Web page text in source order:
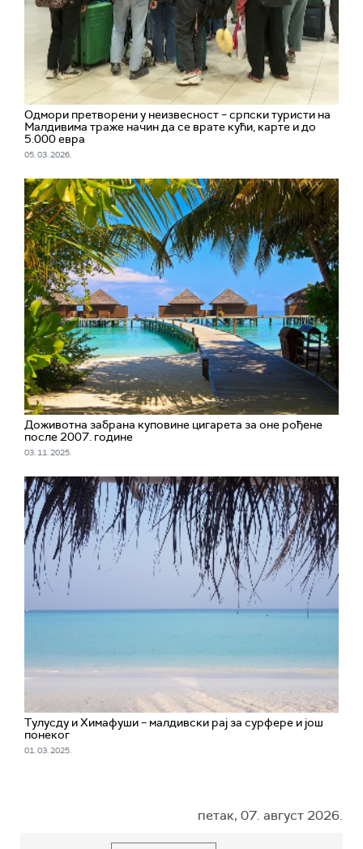
Одмори претворени у неизвесност – српски туристи на
Малдивима траже начин да се врате кући, карте и до
5.000 евра
05. 03. 2026.
Доживотна забрана куповине цигарета за оне рођене
после 2007. године
03. 11. 2025.
Тулусду и Химафуши – малдивски рај за сурфере и још
понеког
01. 03. 2025.
петак, 07. август 2026.